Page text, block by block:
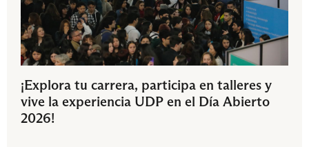
¡Explora tu carrera, participa en talleres y
vive la experiencia UDP en el Día Abierto
2026!